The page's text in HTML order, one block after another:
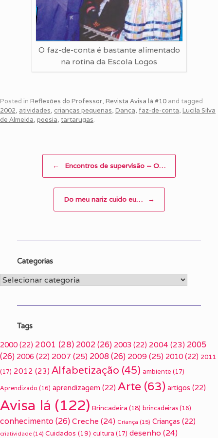
O faz-de-conta é bastante alimentado
na rotina da Escola Logos
Posted in Reflexões do Professor, Revista Avisa lá #10 and tagged
2002, atividades, crianças pequenas, Dança, faz-de-conta, Lucila Silva
de Almeida, poesia, tartarugas.
Post navigation
← Encontros de supervisão – O…
Do meu nariz cuido eu… →
Categorias
Categorias
Tags
2000 (22) 2001 (28) 2002(26) 2003 (22) 2004 (23) 2005
(26) 2006 (22) 2007 (25) 2008(26) 2009(25) 2010 (22) 2011
(17) 2012 (23) Alfabetização (45) ambiente (17)
Aprendizado (16) aprendizagem (22) Arte (63) artigos (22)
Avisa lá (122) Brincadeira (18) brincadeiras (16)
conhecimento(26) Creche (24) Criança (15) Crianças (22)
criatividade (14) Cuidados (19) cultura (17) desenho (24)